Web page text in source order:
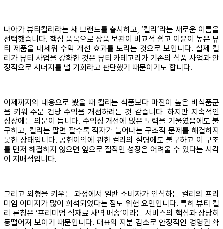
나아가 뷰티컬리라는 새 브랜드를 출시하고, ‘컬리’라는 새로운 이름을
선택했습니다. 핵심 품목으로 상품 보관이 비교적 쉽고 이윤이 높은 뷰
티 제품을 내세워 수익 개선 효과를 노리는 것으로 보입니다. 실제 컬
리가 뷰티 사업을 강화한 것은 뷰티 카테고리가 기존의 식품 사업과 안
정적으로 시너지를 낼 기회라고 판단했기 때문이기도 합니다.
이제까지의 내용으로 봤을 때 컬리는 식품보다 마진이 높은 비식품군
을 키워 주문 건당 수익을 개선하려는 것 같습니다. 하지만 지속적인
성장에는 의문이 듭니다. 수익성 개선에 많은 노력을 기울였음에도 불
구하고, 컬리는 팔면 팔수록 적자가 늘어나는 구조적 문제를 해결하지
못한 상태입니다. 공헌이익에 관한 컬리의 설명에도 불구하고 이 구조
를 먼저 해결하지 않으면 앞으로 질적인 성장은 어려울 수 있다는 시각
이 지배적입니다.
그리고 외형을 키우는 과정에서 일반 소비자가 인식하는 컬리의 프리
미엄 이미지가 많이 희석되었다는 점도 위험 요인입니다. 특히 뷰티 컬
리 론칭은 ‘프리미엄 식재료 새벽 배송’이라는 서비스의 핵심과 상당히
동떨어져 보이기 때문입니다. 대표의 지분 감소로 안정적인 경영권 확